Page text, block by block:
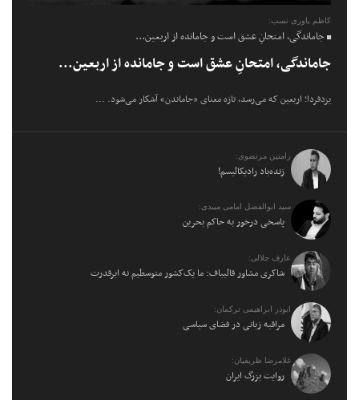
کاظم یاوری نسب:
جاماندگی، امتحانِ عشق است و جامانده از اربعین...
جاماندگی، امتحانِ عشق است و جامانده از اربعین...
یزدفردا؛ اربعین که می‌رسد، تازه معنای «جاماندن» آشکار می‌شود. ...
رامتین مرتضوی:
زنده‌باد رادیکالیسم!
سید ابوالفضل امامی میبدی:
پاسخی درخور به حاکم بحرین
عارف جلالی:
شاکری مشاور قالیباف: ما یک‌کشور متوسطیم نه ابرقدرت
ابوذر ابراهیمی ترکمان:
مراقبه زبانی در فضای سیاسی
غلامرضا ظریفیان:
روایت بزرگ ایران